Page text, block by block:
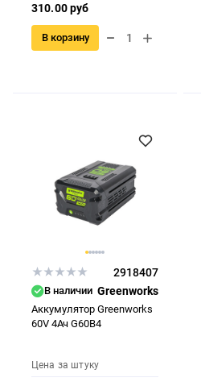
310.00 руб
В корзину
2918407
В наличии Greenworks
Аккумулятор Greenworks
60V 4Ач G60B4
Цена за штуку